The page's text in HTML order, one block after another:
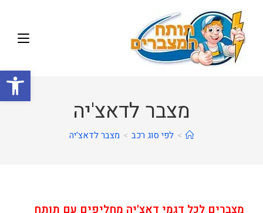
מצבר לדאצ'יה
> לפי סוג רכב > מצבר לדאצ'יה
מצברים לכל דגמי דאצ'יה מחליפים עם תותח